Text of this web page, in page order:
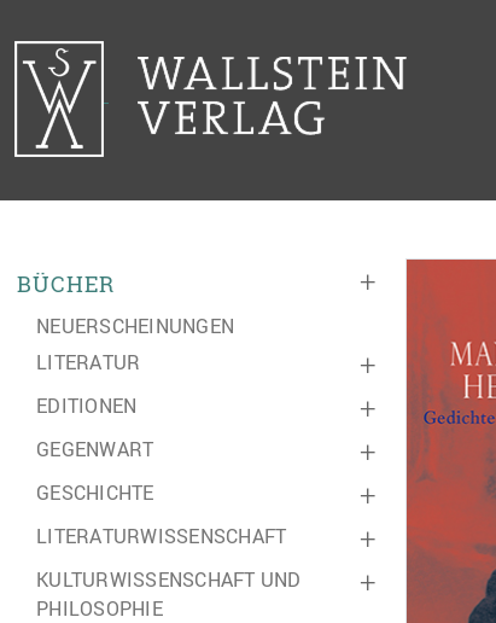
+
BÜCHER
NEUERSCHEINUNGEN
+
LITERATUR
+
EDITIONEN
+
GEGENWART
+
GESCHICHTE
+
LITERATURWISSENSCHAFT
+
KULTURWISSENSCHAFT UND
PHILOSOPHIE